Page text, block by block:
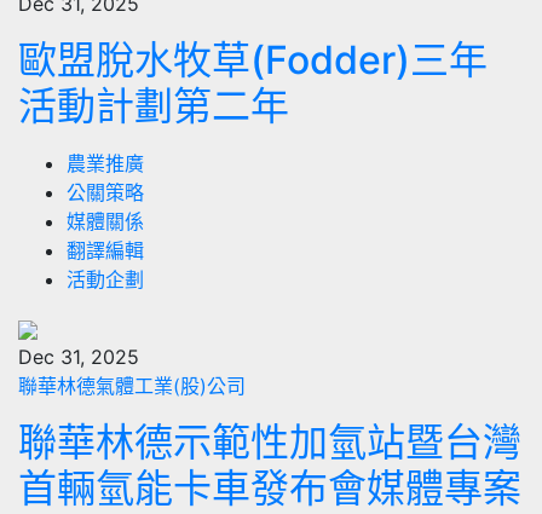
歐盟脫水牧草(Fodder)三年
活動計劃第二年
農業推廣
公關策略
媒體關係
翻譯編輯
活動企劃
Dec 31, 2025
聯華林德氣體工業(股)公司
聯華林德示範性加氫站暨台灣
首輛氫能卡車發布會媒體專案